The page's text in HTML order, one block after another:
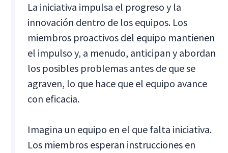
La iniciativa impulsa el progreso y la
innovación dentro de los equipos. Los
miembros proactivos del equipo mantienen
el impulso y, a menudo, anticipan y abordan
los posibles problemas antes de que se
agraven, lo que hace que el equipo avance
con eficacia.
Imagina un equipo en el que falta iniciativa.
Los miembros esperan instrucciones en